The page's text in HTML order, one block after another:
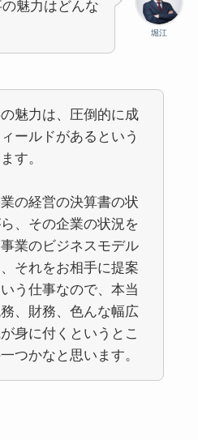
堀江
魅力はどんな
魅力は、圧倒的に成
ールドがあるという
す。
の経営の決算書の状
、その企業の状況を
業のビジネスモデル
それをお相手に提案
う仕事なので、本当
、財務、色んな幅広
身に付くというとこ
つかなと思います。